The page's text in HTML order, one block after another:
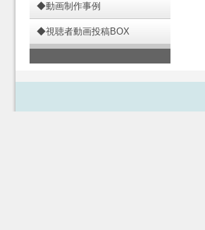
◆動画制作事例
◆視聴者動画投稿BOX